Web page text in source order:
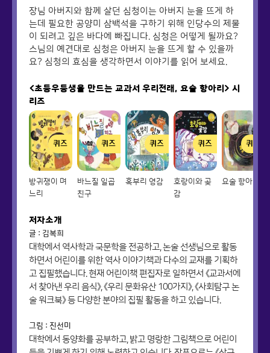
장님 아버지와 함께 살던 심청이는 아버지 눈을 뜨게 하
는데 필요한 공양미 삼백석을 구하기 위해 인당수의 제물
이 되려고 깊은 바다에 빠집니다. 심청은 어떻게 될까요?
스님의 예견대로 심청은 아버지 눈을 뜨게 할 수 있을까
요? 심청의 효심을 생각하면서 이야기를 읽어 보세요.
<초등우등생을 만드는 교과서 우리전래, 요술 항아리> 시
리즈
퀴즈
방귀쟁이 며
느리
퀴즈
바느질 일곱
친구
퀴즈
혹부리 영감
퀴즈
호랑이와 곶
감
퀴즈
요술 항아리
저자소개
글 : 김복희
대학에서 역사학과 국문학을 전공하고, 논술 선생님으로 활동
하면서 어린이를 위한 역사 이야기책과 다수의 교재를 기획하
고 집필했습니다. 현재 어린이책 편집자로 일하면서 《교과서에
서 찾아낸 우리 음식》, 《우리 문화유산 100가지》, 《사회탐구 논
술 워크북》 등 다양한 분야의 집필 활동을 하고 있습니다.
그림 : 진선미
대학에서 동양화를 공부하고, 밝고 명랑한 그림책으로 어린이